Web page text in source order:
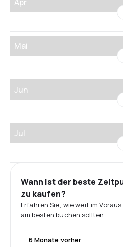
Mai
Jun
Jul
Wann ist der beste
zu kaufen?
Erfahren Sie, wie weit im
am besten buchen sollten.
6 Monate vorher